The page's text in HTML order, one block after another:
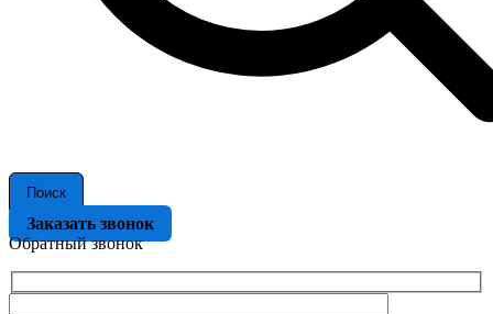
Поиск
Заказать звонок
Обратный звонок